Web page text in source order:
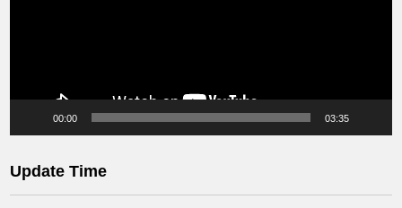
00:00 03:35
Update Time